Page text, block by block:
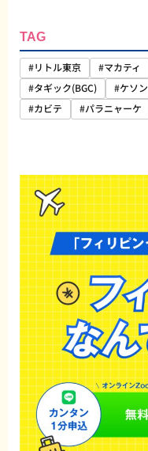
TAG
#リトル東京 #マカティ
#タギック(BGC)
#ケソン
#カビテ
#パラニャーケ